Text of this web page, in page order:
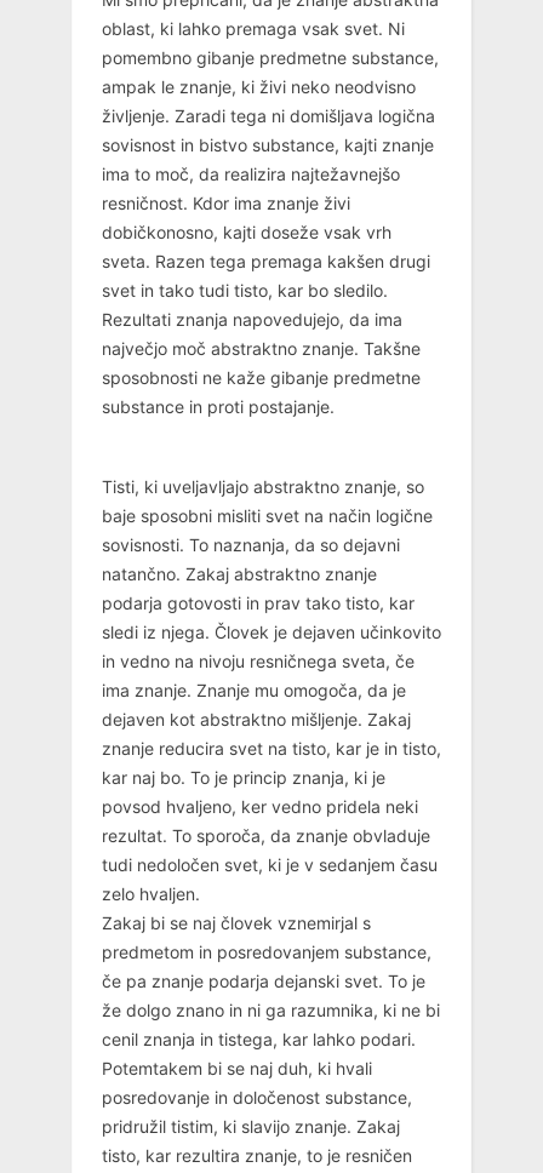
oblast, ki lahko premaga vsak svet. Ni
pomembno gibanje predmetne substance,
ampak le znanje, ki živi neko neodvisno
življenje. Zaradi tega ni domišljava logična
sovisnost in bistvo substance, kajti znanje
ima to moč, da realizira najtežavnejšo
resničnost. Kdor ima znanje živi
dobičkonosno, kajti doseže vsak vrh
sveta. Razen tega premaga kakšen drugi
svet in tako tudi tisto, kar bo sledilo.
Rezultati znanja napovedujejo, da ima
največjo moč abstraktno znanje. Takšne
sposobnosti ne kaže gibanje predmetne
substance in proti postajanje.
Tisti, ki uveljavljajo abstraktno znanje, so
baje sposobni misliti svet na način logične
sovisnosti. To naznanja, da so dejavni
natančno. Zakaj abstraktno znanje
podarja gotovosti in prav tako tisto, kar
sledi iz njega. Človek je dejaven učinkovito
in vedno na nivoju resničnega sveta, če
ima znanje. Znanje mu omogoča, da je
dejaven kot abstraktno mišljenje. Zakaj
znanje reducira svet na tisto, kar je in tisto,
kar naj bo. To je princip znanja, ki je
povsod hvaljeno, ker vedno pridela neki
rezultat. To sporoča, da znanje obvladuje
tudi nedoločen svet, ki je v sedanjem času
zelo hvaljen.
Zakaj bi se naj človek vznemirjal s
predmetom in posredovanjem substance,
če pa znanje podarja dejanski svet. To je
že dolgo znano in ni ga razumnika, ki ne bi
cenil znanja in tistega, kar lahko podari.
Potemtakem bi se naj duh, ki hvali
posredovanje in določenost substance,
pridružil tistim, ki slavijo znanje. Zakaj
tisto, kar rezultira znanje, to je resničen